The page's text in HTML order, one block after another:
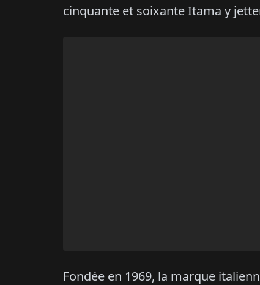
cinquante et soixante Itama y
Fondée en 1969, la marque